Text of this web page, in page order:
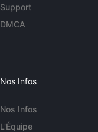
Support
DMCA
Nos Infos
Nos Infos
L'Équipe